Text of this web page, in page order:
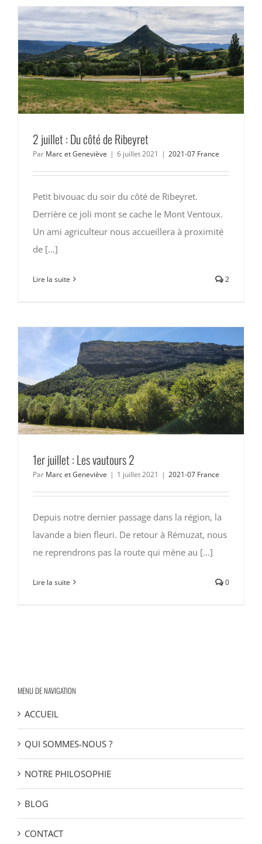
2 juillet : Du côté de Ribeyret
Par Marc et Geneviève | 6 juillet 2021 | 2021-07 France
Petit bivouac du soir du côté de Ribeyret.
Derrière ce joli mont se cache le Mont Ventoux.
Un ami agriculteur nous accueillera à proximité
de [...]
Lire la suite 2
1er juillet : Les vautours 2
Par Marc et Geneviève | 1 juillet 2021 | 2021-07 France
Depuis notre dernier passage dans la région, la
lavande a bien fleuri. De retour à Rémuzat, nous
ne reprendrons pas la route qui mène au [...]
Lire la suite 0
MENU DE NAVIGATION
ACCUEIL
QUI SOMMES-NOUS ?
NOTRE PHILOSOPHIE
BLOG
CONTACT